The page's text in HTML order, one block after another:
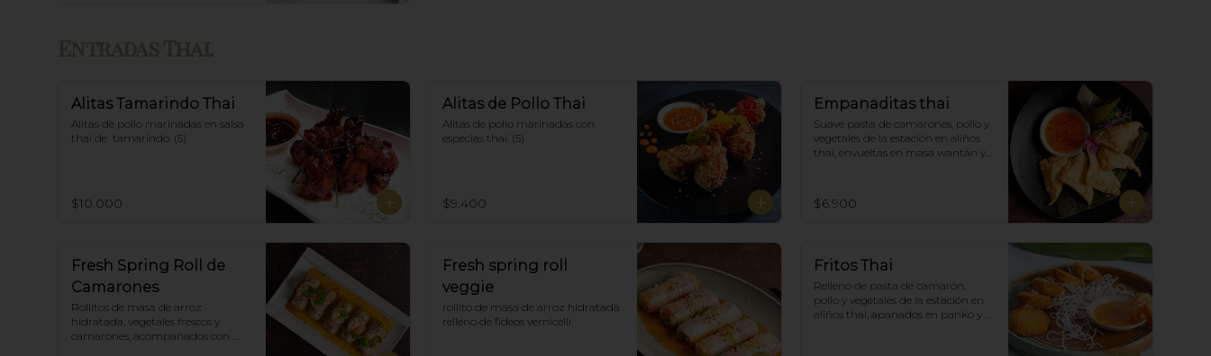
Entradas Thai.
Alitas Tamarindo Thai
Alitas de pollo marinadas en salsa
thai de  tamarindo. (5)
$10.000
Alitas de Pollo Thai
Alitas de pollo marinadas con
especias thai. (5)
$9.400
Empanaditas thai
Suave pasta de camarones, pollo y
vegetales de la estación en aliños
thai, envueltas en masa wantán y
$6.900
Fresh Spring Roll de
Camarones
Rollitos de masa de arroz
hidratada, vegetales frescos y
camarones, acompañados con
Fresh spring roll
veggie
rollito de masa de arroz hidratada
relleno de fideos vemicelli
Fritos Thai
Relleno de pasta de camarón,
pollo y vegetales de la estación en
aliños thai, apanados en panko y